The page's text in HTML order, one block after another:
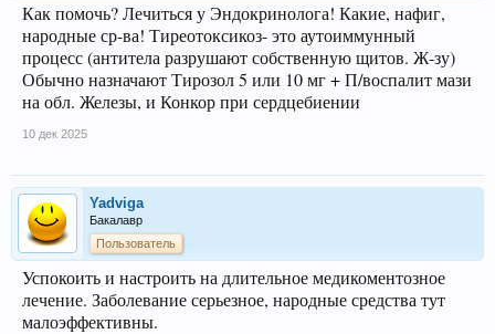
Как помочь? Лечиться у Эндокринолога! Какие, нафиг,
народные ср-ва! Тиреотоксикоз- это аутоиммунный
процесс (антитела разрушают собственную щитов. Ж-зу)
Обычно назначают Тирозол 5 или 10 мг + П/воспалит мази
на обл. Железы, и Конкор при сердцебиении
10 дек 2025
Yadviga
Бакалавр
Пользователь
Успокоить и настроить на длительное медикоментозное
лечение. Заболевание серьезное, народные средства тут
малоэффективны.